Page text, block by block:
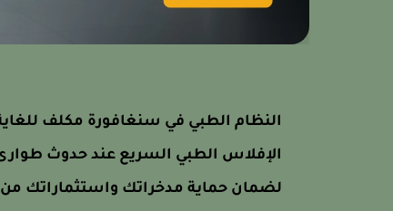
النظام الطبي في سنغافورة مكلف
الإفلاس الطبي السريع عند حدوث
لضمان حماية مدخراتك واستثماراتك من